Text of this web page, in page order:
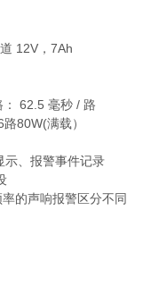
12V，7Ah
62.5 毫秒 / 路
80W(满载）
、报警事件记录
的声响报警区分不同